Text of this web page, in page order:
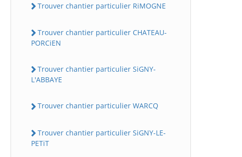
Trouver chantier particulier RiMOGNE
Trouver chantier particulier CHATEAU-
PORCiEN
Trouver chantier particulier SiGNY-
L'ABBAYE
Trouver chantier particulier WARCQ
Trouver chantier particulier SiGNY-LE-
PETiT